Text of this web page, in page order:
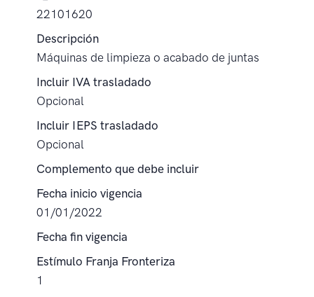
22101620
Descripción
Máquinas de limpieza o acabado de juntas
Incluir IVA trasladado
Opcional
Incluir IEPS trasladado
Opcional
Complemento que debe incluir
Fecha inicio vigencia
01/01/2022
Fecha fin vigencia
Estímulo Franja Fronteriza
1